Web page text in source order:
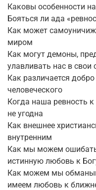
Каковы особенности
Бояться ли ада
Как может
миром
Как могут демоны,
улавливать нас в свои
Как различается
человеческого
Когда наша ревность
не угодна
Как внешнее
внутренним
Как мы можем
истинную любовь к
Как можем мы
имеем любовь к